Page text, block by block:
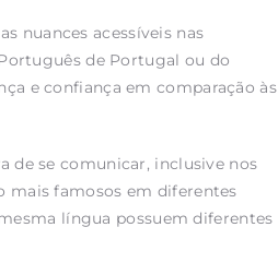
nuances acessíveis nas
de Portugal ou do
e confiança em comparação às
de se comunicar, inclusive nos
mais famosos em diferentes
língua possuem diferentes